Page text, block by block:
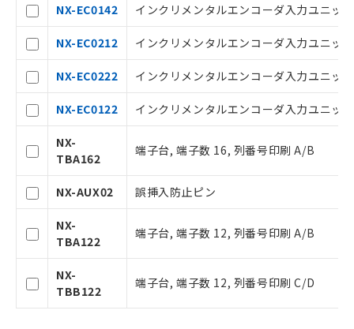
NX-EC0142 インクリメンタルエンコーダ入力ユニッ
NX-EC0212 インクリメンタルエンコーダ入力ユニッ
NX-EC0222 インクリメンタルエンコーダ入力ユニッ
NX-EC0122 インクリメンタルエンコーダ入力ユニッ
NX-
TBA162
端子台, 端子数 16, 列番号印刷 A/B
NX-AUX02 誤挿入防止ピン
NX-
TBA122
端子台, 端子数 12, 列番号印刷 A/B
NX-
TBB122
端子台, 端子数 12, 列番号印刷 C/D
号
説明
○ 一定数以上の在庫あり
△ 一定数には満たないが在庫あり
在庫なし(最新の在庫状況につ
たはお客様担当のオムロン制御
本サービスは、当社制御機器事業取扱
商品の当社在庫状況および標準価格(税
抜)を提供させていただくものです。
当社制御機器事業取扱商品の中には、
本サービスの対象外となる商品もある
ことをご了承ください。
在庫状況および標準価格照会結果は、
記載している更新日時点での社内デー
タに基づき作成されるものであり、閲
覧された時点での実際の在庫および標
準価格とは異なる場合があることをご
了承ください。
正式な納期状況および標準価格はお客
様のお取引先、またはお客様担当のオ
ムロン制御機器販売店・当社販売員に
ご相談ください。
オムロン制御機器販売店や当社販売拠
点は「
販売ネットワーク
」をご確認
ください。